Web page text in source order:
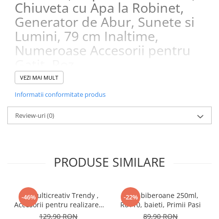
Instrumente muzicale de jucarie
Jocuri de societate
Jucarii de plus
Masinute
Motociclete de jucarie
Papusi
Roboti de jucarie
Set joaca supermarket
Utilaje constructie de jucarie
Hrana bebelusi
Chiuveta cu Apa la Robinet,
Generator de Abur, Sunete si
Lumini, 79 cm Inaltime,
Numeroase Accesorii pentru
VEZI MAI MULT
Informatii conformitate produs
Review-uri(0)
PRODUSE SIMILARE
-46%
Set Multicreativ Trendy ,
Accesorii pentru realizarea
Bratarilor din elastic ,
129,90 RON
-22%
Set 6 biberoane 250ml,
R0110, baieti, Primii Pasi
89,90 RON